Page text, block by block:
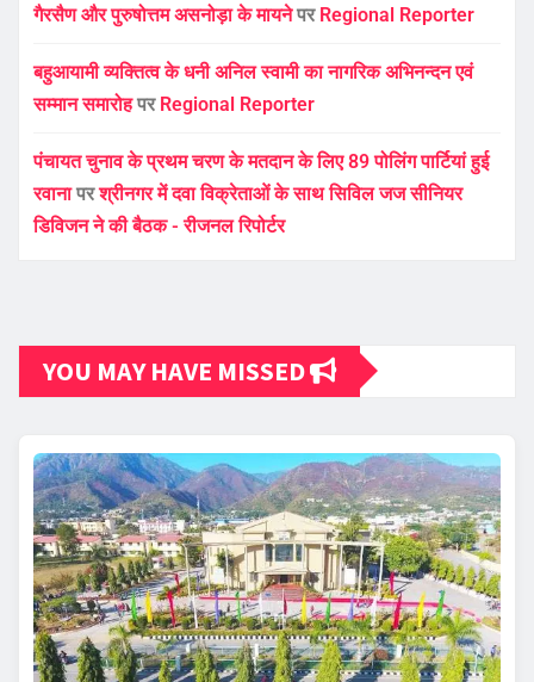
गैरसैण और पुरुषोत्तम असनोड़ा के मायनेपर Regional Reporter
बहुआयामी व्यक्तित्व के धनी अनिल स्वामी का नागरिक अभिनन्दन एवं
सम्मान समारोहपर Regional Reporter
पंचायत चुनाव के प्रथम चरण के मतदान के लिए 89 पोलिंग पार्टियां हुई
रवानापरश्रीनगर में दवा विक्रेताओं के साथ सिविल जज सीनियर
डिविजन ने की बैठक - रीजनल रिपोर्टर
YOU MAY HAVE MISSED